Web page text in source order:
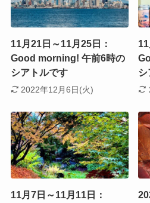
11月21日～11月25日：
Good morning! 午前6時の
シアトルです
2022年12月6日(火)
シ
11月7日～11月11日：